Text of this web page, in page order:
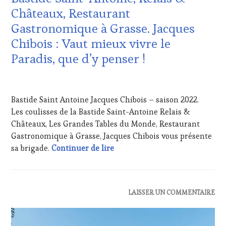
HAUTE
GASTRONOMIE
FRANÇAISE,
INVITATIONS
&
DÉGUSTATIONS,
PRESSE
ÉCRITE,
RADIO,
WEB,
OENOTOURISME,
RESTAURATEUR,
CHEF,
Châteaux, Restaurant
Gastronomique à Grasse. Jacques
Chibois : Vaut mieux vivre le
Paradis, que d’y penser !
2022
Bastide Saint Antoine Jacques Chibois – saison 2022.
Les coulisses de la Bastide Saint-Antoine Relais &
Châteaux, Les Grandes Tables du Monde, Restaurant
Gastronomique à Grasse, Jacques Chibois vous présente
sa brigade.Continuer de lireÀ la rencontre des anges de la
LES
CLÉS
LAISSER UN COMMENTAIRE